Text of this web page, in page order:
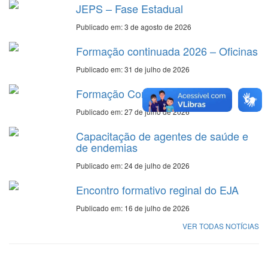
JEPS – Fase Estadual
Publicado em: 3 de agosto de 2026
Formação continuada 2026 – Oficinas
Publicado em: 31 de julho de 2026
Formação Continuada 2026
Publicado em: 27 de julho de 2026
Capacitação de agentes de saúde e
de endemias
Publicado em: 24 de julho de 2026
Encontro formativo reginal do EJA
Publicado em: 16 de julho de 2026
VER TODAS NOTÍCIAS